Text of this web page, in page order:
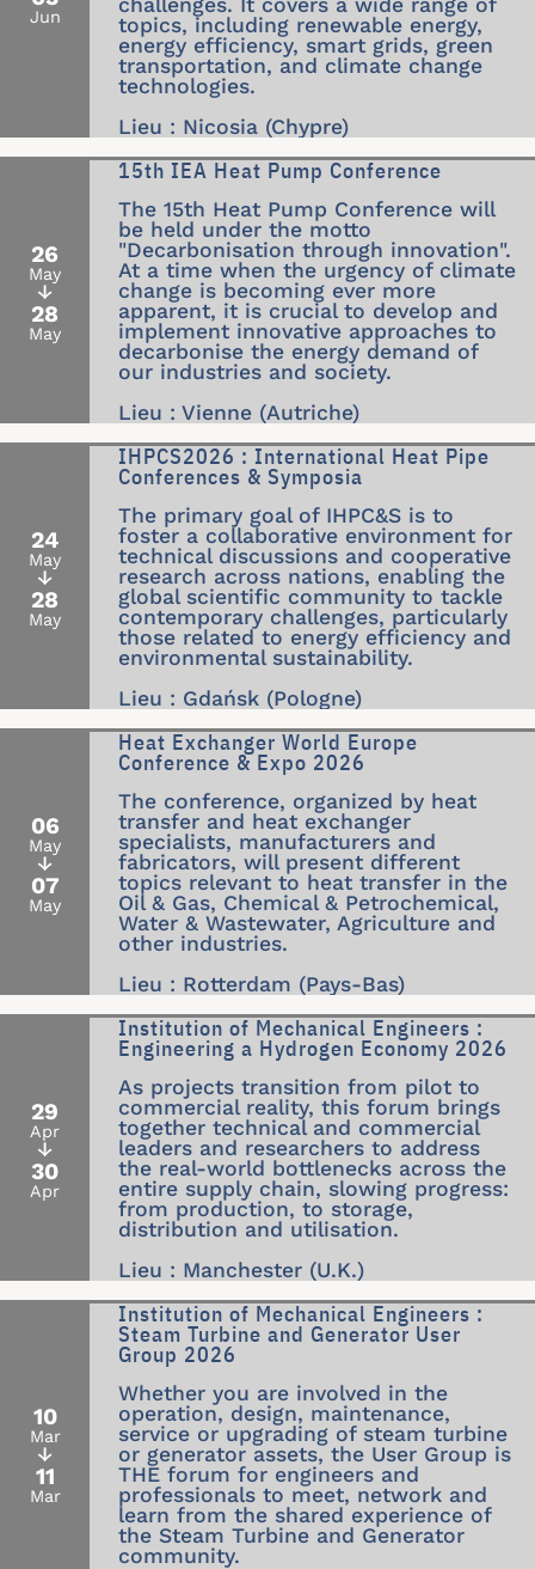
Jun
challenges. It covers a wide range of
topics, including renewable energy,
energy efficiency, smart grids, green
transportation, and climate change
technologies.
Lieu : Nicosia (Chypre)
26
May
↓
28
May
15th IEA Heat Pump Conference
The 15th Heat Pump Conference will
be held under the motto
"Decarbonisation through innovation".
At a time when the urgency of climate
change is becoming ever more
apparent, it is crucial to develop and
implement innovative approaches to
decarbonise the energy demand of
our industries and society.
Lieu : Vienne (Autriche)
24
May
↓
28
May
IHPCS2026 : International Heat Pipe
Conferences & Symposia
The primary goal of IHPC&S is to
foster a collaborative environment for
technical discussions and cooperative
research across nations, enabling the
global scientific community to tackle
contemporary challenges, particularly
those related to energy efficiency and
environmental sustainability.
Lieu : Gdańsk (Pologne)
06
May
↓
07
May
Heat Exchanger World Europe
Conference & Expo 2026
The conference, organized by heat
transfer and heat exchanger
specialists, manufacturers and
fabricators, will present different
topics relevant to heat transfer in the
Oil & Gas, Chemical & Petrochemical,
Water & Wastewater, Agriculture and
other industries.
Lieu : Rotterdam (Pays-Bas)
29
Apr
↓
30
Apr
Institution of Mechanical Engineers :
Engineering a Hydrogen Economy 2026
As projects transition from pilot to
commercial reality, this forum brings
together technical and commercial
leaders and researchers to address
the real-world bottlenecks across the
entire supply chain, slowing progress:
from production, to storage,
distribution and utilisation.
Lieu : Manchester (U.K.)
10
Mar
↓
11
Mar
Institution of Mechanical Engineers :
Steam Turbine and Generator User
Group 2026
Whether you are involved in the
operation, design, maintenance,
service or upgrading of steam turbine
or generator assets, the User Group is
THE forum for engineers and
professionals to meet, network and
learn from the shared experience of
the Steam Turbine and Generator
community.